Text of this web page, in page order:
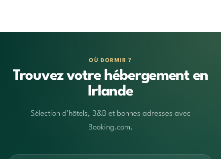
OÙ DORMIR ?
Trouvez votre hébergement en
Irlande
Sélection d’hôtels, B&B et bonnes adresses avec
Booking.com.